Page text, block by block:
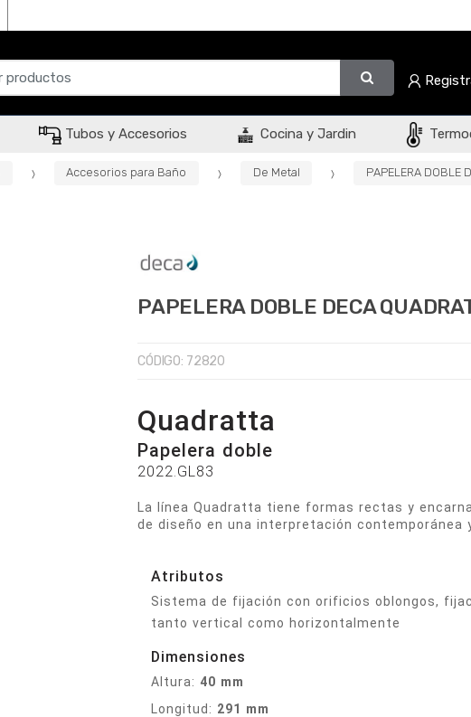
Tubos y Accesorios Cocina y Jardin
Accesorios para Baño De Metal PAPELERA DOBLE
PAPELERA DOBLE DECA
CÓDIGO: 72820
Quadratta
Papelera doble
2022.GL83
La línea Quadratta tiene formas rectas y
de diseño en una interpretación contemporánea
Atributos
Sistema de fijación con orificios oblongos,
tanto vertical como horizontalmente
Dimensiones
Altura: 40 mm
Longitud: 291 mm